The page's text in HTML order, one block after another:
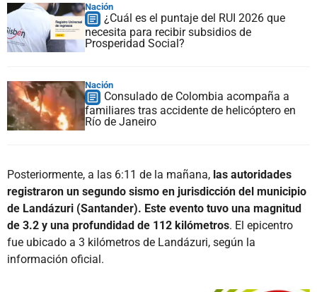
Nación
¿Cuál es el puntaje del RUI 2026 que
necesita para recibir subsidios de
Prosperidad Social?
Nación
Consulado de Colombia acompaña a
familiares tras accidente de helicóptero en
Río de Janeiro
Posteriormente, a las 6:11 de la mañana, las autoridades
registraron un segundo sismo en jurisdicción del municipio
de Landázuri (Santander). Este evento tuvo una magnitud
de 3.2 y una profundidad de 112 kilómetros. El epicentro
fue ubicado a 3 kilómetros de Landázuri, según la
información oficial.